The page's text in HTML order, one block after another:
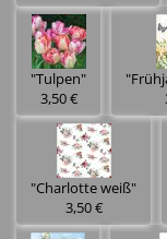
"Tulpen"
3,50 €
"Charlotte weiß"
3,50 €